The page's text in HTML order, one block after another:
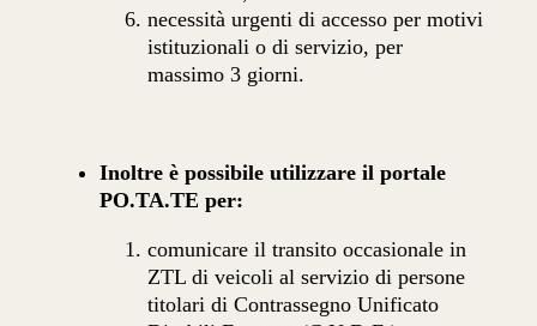
necessità urgenti di accesso per motivi
istituzionali o di servizio, per
massimo 3 giorni.
Inoltre è possibile utilizzare il portale
PO.TA.TE per:
comunicare il transito occasionale in
ZTL di veicoli al servizio di persone
titolari di Contrassegno Unificato